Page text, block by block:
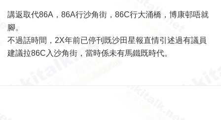
講返取代86A，86A行沙角街，86C行大涌橋，博康邨唔就
腳。
不過話時間，2X年前已停刊既沙田星報直情引述過有議員
建議拉86C入沙角街，當時係未有馬鐵既時代。